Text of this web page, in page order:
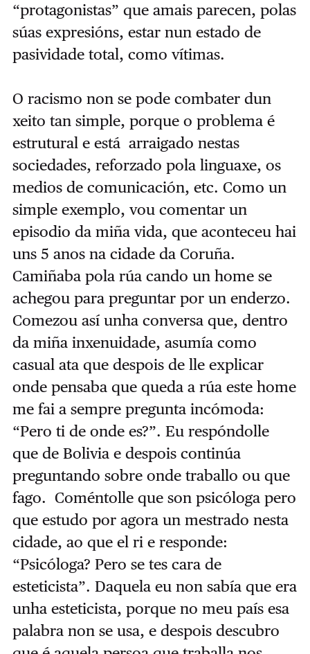
“protagonistas” que amais parecen, polas
súas expresións, estar nun estado de
pasividade total, como vítimas.
O racismo non se pode combater dun
xeito tan simple, porque o problema é
estrutural e está arraigado nestas
sociedades, reforzado pola linguaxe, os
medios de comunicación, etc. Como un
simple exemplo, vou comentar un
episodio da miña vida, que aconteceu hai
uns 5 anos na cidade da Coruña.
Camiñaba pola rúa cando un home se
achegou para preguntar por un enderzo.
Comezou así unha conversa que, dentro
da miña inxenuidade, asumía como
casual ata que despois de lle explicar
onde pensaba que queda a rúa este home
me fai a sempre pregunta incómoda:
“Pero ti de onde es?”. Eu respóndolle
que de Bolivia e despois continúa
preguntando sobre onde traballo ou que
fago. Coméntolle que son psicóloga pero
que estudo por agora un mestrado nesta
cidade, ao que el ri e responde:
“Psicóloga? Pero se tes cara de
esteticista”. Daquela eu non sabía que era
unha esteticista, porque no meu país esa
palabra non se usa, e despois descubro